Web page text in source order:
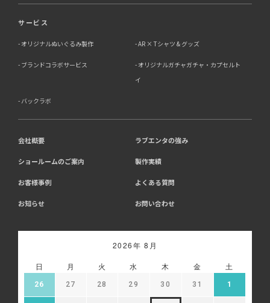
サービス
オリジナルぬいぐるみ製作 AR × Tシャツ & グッズ
ブランドコラボサービス
オリジナルガチャガチャ・カプセルト
イ
バックラボ
会社概要 ラブエンタの強み
ショールームのご案内 製作実績
お客様事例 よくある質問
お知らせ お問い合わせ
2026年 8月
日 月 火 水 木 金 土
26 27 28 29 30 31 1